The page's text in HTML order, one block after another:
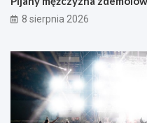
8 sierpnia 2026